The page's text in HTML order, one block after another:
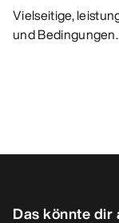
Vielseitige,
und Bedingungen.
Das könnte dir